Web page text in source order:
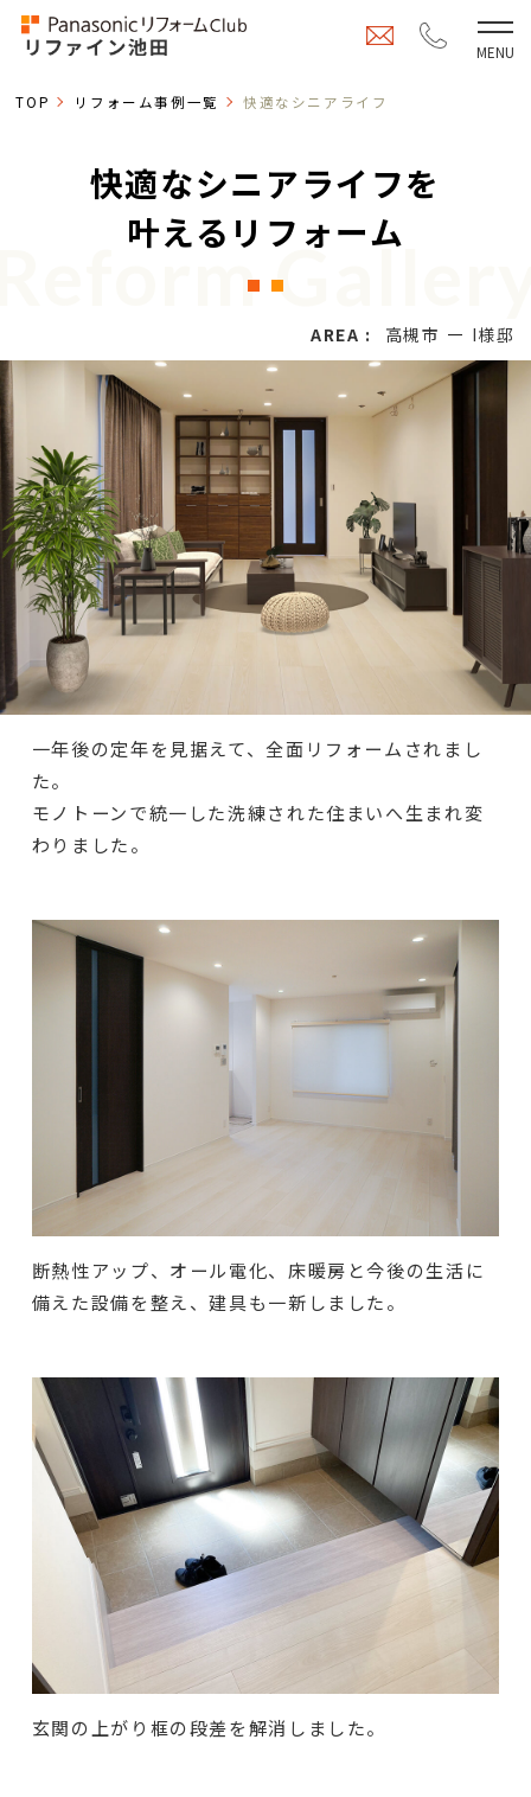
TOP リフォーム事例一覧 快適なシニアライフ
快適なシニアライフを
叶えるリフォーム
AREA : 高槻市 I様邸
一年後の定年を見据えて、全面リフォームされまし
た。
モノトーンで統一した洗練された住まいへ生まれ変
わりました。
断熱性アップ、オール電化、床暖房と今後の生活に
備えた設備を整え、建具も一新しました。
玄関の上がり框の段差を解消しました。